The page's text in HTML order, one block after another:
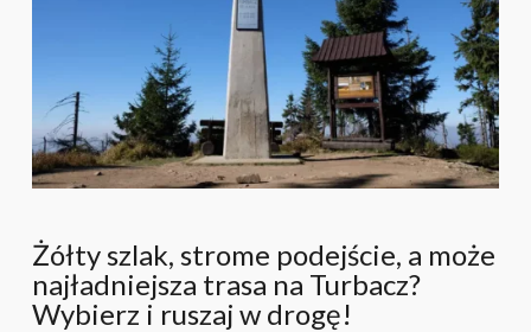
Żółty szlak, strome podejście, a może
najładniejsza trasa na Turbacz?
Wybierz i ruszaj w drogę!